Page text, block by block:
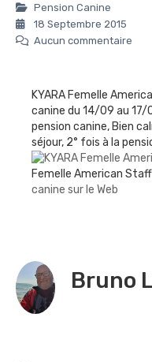
Pension Canine
18 Septembre 2015
Aucun commentaire
KYARA Femelle
canine du 14/09 au
pension canine, Bien
séjour, 2° fois à la
Femelle American
canine sur le Web
Bruno